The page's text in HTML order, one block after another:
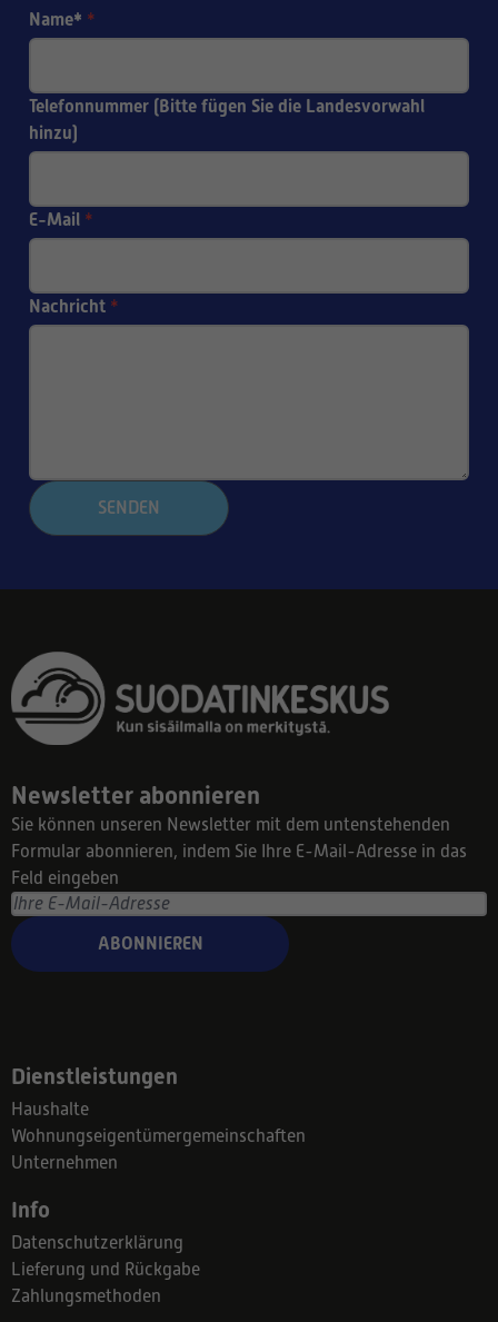
Name* *
Telefonnummer (Bitte fügen Sie die Landesvorwahl
hinzu)
E-Mail *
Nachricht *
SENDEN
Newsletter abonnieren
Sie können unseren Newsletter mit dem untenstehenden
Formular abonnieren, indem Sie Ihre E-Mail-Adresse in das
Feld eingeben
ABONNIEREN
Dienstleistungen
Haushalte
Wohnungseigentümergemeinschaften
Unternehmen
Info
Datenschutzerklärung
Lieferung und Rückgabe
Zahlungsmethoden